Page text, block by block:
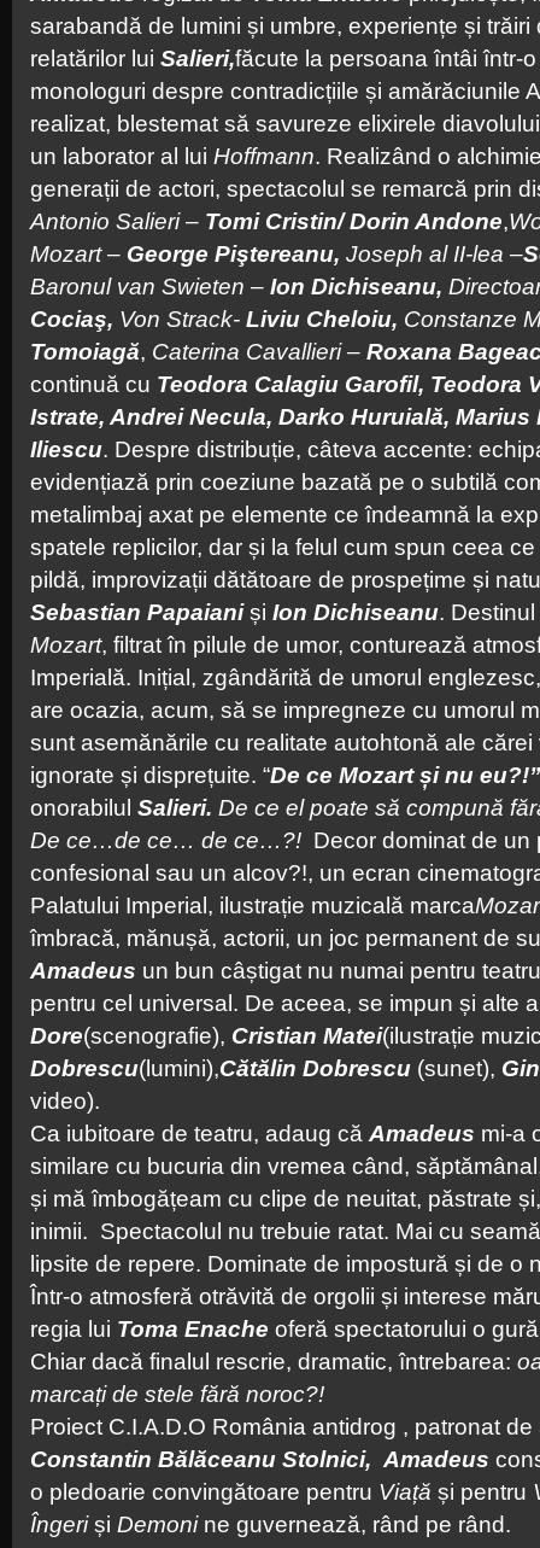
sarabandă de lumini și umbre, experiențe și trăiri
relatărilor lui Salieri,făcute la persoana întâi într-
monologuri despre contradicțiile și amărăciunile
realizat, blestemat să savureze elixirele
un laborator al lui Hoffmann. Realizând o
generații de actori, spectacolul se remarcă prin
Antonio Salieri– Tomi Cristin/ Dorin Andone,
Mozart– George Piştereanu, Joseph al II-lea –
Baronul van Swieten – Ion Dichiseanu,
Cociaş, Von Strack- Liviu Cheloiu, Constanze
Tomoiagă, Caterina Cavallieri – Roxana
continuă cu Teodora Calagiu Garofil, Teodora
Istrate, Andrei Necula, Darko Huruială, Marius
Iliescu. Despre distribuție, câteva accente:
evidențiază prin coeziune bazată pe o subtilă
metalimbaj axat pe elemente ce îndeamnă la
spatele replicilor, dar și la felul cum spun ceea
pildă, improvizații dătătoare de prospețime și
Sebastian Papaianiși Ion Dichiseanu.
Mozart, filtrat în pilule de umor, conturează
Imperială. Inițial, zgândărită de umorul
are ocazia, acum, să se impregneze cu umorul
sunt asemănările cu realitate autohtonă ale
ignorate și disprețuite. “De ce Mozart și nu eu?!”
onorabilul Salieri. De ce el poate să compună
De ce…de ce… de ce…?! Decor dominat de un
confesional sau un alcov?!, un ecran
Palatului Imperial, ilustrație muzicală marca
îmbracă, mănușă, actorii, un joc permanent de
Amadeus un bun câștigat nu numai pentru
pentru cel universal. De aceea, se impun și alte
Dore(scenografie), Cristian Matei(ilustrație
Dobrescu(lumini),Cătălin Dobrescu (sunet),
video).
Ca iubitoare de teatru, adaug că Amadeus mi-a
similare cu bucuria din vremea când,
și mă îmbogățeam cu clipe de neuitat, păstrate
inimii. Spectacolul nu trebuie ratat. Mai cu
lipsite de repere. Dominate de impostură și de o
Într-o atmosferă otrăvită de orgolii și interese
regia lui Toma Enache oferă spectatorului o
Chiar dacă finalul rescrie, dramatic, întrebarea:
marcați de stele fără noroc?!
Proiect C.I.A.D.O România antidrog , patronat
Constantin Bălăceanu Stolnici, Amadeus
o pledoarie convingătoare pentru Viață și pentru
Îngeriși Demonine guvernează, rând pe rând.